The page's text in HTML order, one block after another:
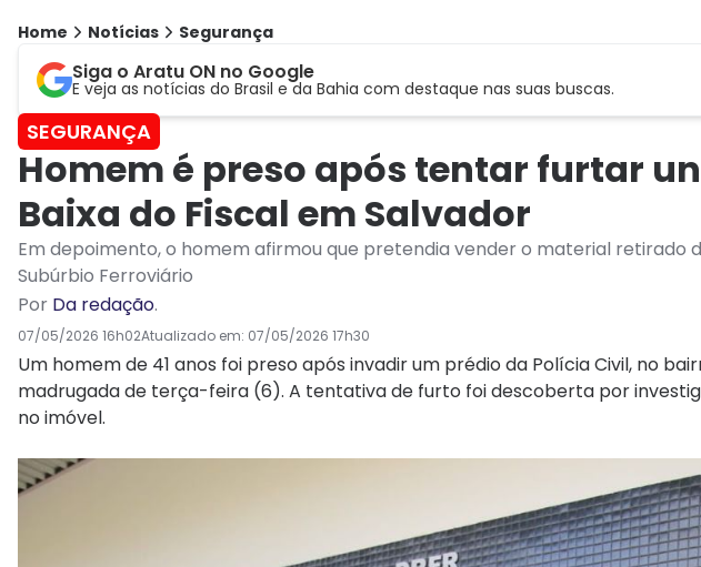
Home Notícias Segurança
Siga o Aratu ON no Google
E veja as notícias do Brasil e da Bahia com destaque nas suas buscas.
SEGURANÇA
Homem é preso após tentar furtar
Baixa do Fiscal em Salvador
Em depoimento, o homem afirmou que pretendia vender o material retirado
Subúrbio Ferroviário
Por Da redação.
07/05/2026 16h02Atualizado em: 07/05/2026 17h30
Um homem de 41 anos foi preso após invadir um prédio da Polícia Civil, no
madrugada de terça-feira (6). A tentativa de furto foi descoberta por
no imóvel.